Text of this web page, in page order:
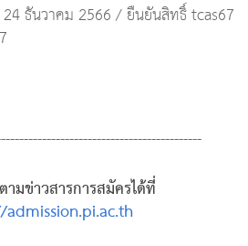
ธันวาคม 2566 / ยืนยันสิทธิ์ tcas67
มข่าวสารการสมัครได้ที่